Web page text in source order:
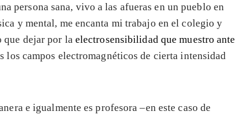
persona sana, vivo a las afueras en un pueblo en
y mental, me encanta mi trabajo en el colegio y
que dejar por la electrosensibilidad que muestro ante
campos electromagnéticos de cierta intensidad
e igualmente es profesora –en este caso de